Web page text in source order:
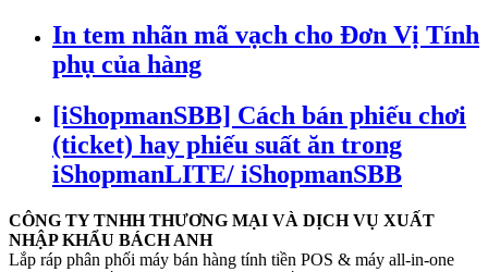
In tem nhãn mã vạch cho Đơn Vị Tính
phụ của hàng
[iShopmanSBB] Cách bán phiếu chơi
(ticket) hay phiếu suất ăn trong
iShopmanLITE/ iShopmanSBB
CÔNG TY TNHH THƯƠNG MẠI VÀ DỊCH VỤ XUẤT
NHẬP KHẨU BÁCH ANH
Lắp ráp phân phối máy bán hàng tính tiền POS & máy all-in-one